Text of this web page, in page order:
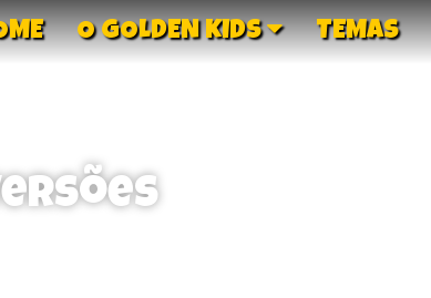
O GOLDEN KIDS TEMAS